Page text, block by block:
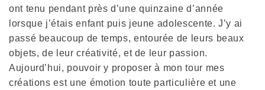
ont tenu pendant près d’une quinzaine d’année
lorsque j’étais enfant puis jeune adolescente. J’y ai
passé beaucoup de temps, entourée de leurs beaux
objets, de leur créativité, et de leur passion.
Aujourd’hui, pouvoir y proposer à mon tour mes
créations est une émotion toute particulière et une